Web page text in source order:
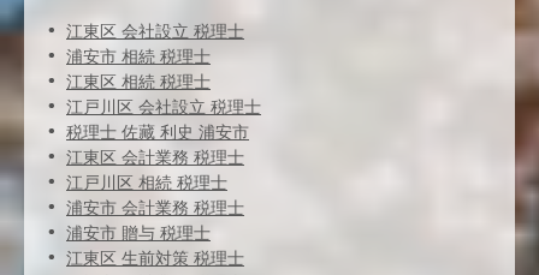
江東区 会社設立 税理士
浦安市 相続 税理士
江東区 相続 税理士
江戸川区 会社設立 税理士
税理士 佐藏 利史 浦安市
江東区 会計業務 税理士
江戸川区 相続 税理士
浦安市 会計業務 税理士
浦安市 贈与 税理士
江東区 生前対策 税理士